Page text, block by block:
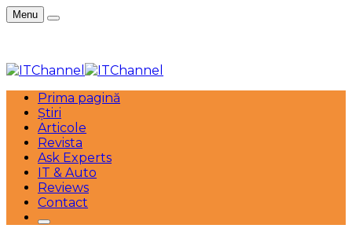
Menu
Prima pagină
Știri
Articole
Revista
Ask Experts
IT & Auto
Reviews
Contact